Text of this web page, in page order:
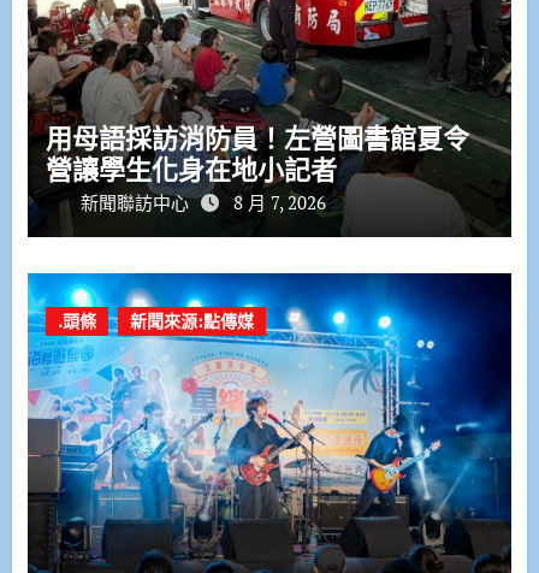
用母語採訪消防員！左營圖書館夏令
營讓學生化身在地小記者
新聞聯訪中心 8 月 7, 2026
.頭條 新聞來源:點傳媒